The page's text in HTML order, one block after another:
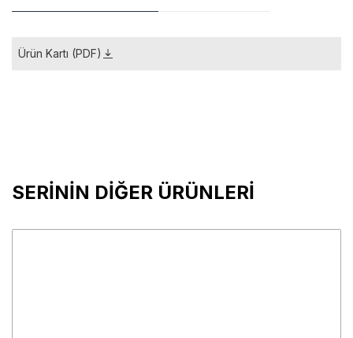
Ürün Kartı (PDF)
SERİNİN DİĞER ÜRÜNLERİ